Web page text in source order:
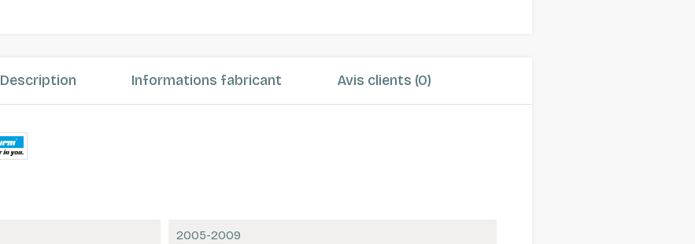
Description Informations fabricant Avis clients (0)
2005-2009